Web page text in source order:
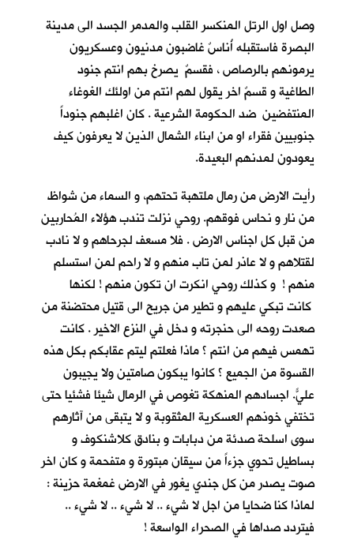
وصل اول الرتل المنكسر القلب والمدمر الجسد الى مدينة
البصرة فاستقبله أُناسٌ غاضبون مدنيون وعسكريون
يرمونهم بالرصاص ، فقسمٌ يصرخ بهم انتم جنود
الطاغية و قسمٌ اخر يقول لهم انتم من اولئك الغوغاء
المنتفضين ضد الحكومة الشرعية . كان اغلبهم جنوداً
جنوبيين فقراء او من ابناء الشمال الذين لا يعرفون كيف
يعودون لمدنهم البعيدة.
رأيت الارض من رمال ملتهبة تحتهم، و السماء من شواظ
من نار و نحاس فوقهم. روحي نزلت تندب هؤلاء المُحاربين
من قبل كل اجناس الارض . فلا مسعف لجرحاهم و لا نادب
لقتلاهم و لا عاذر لمن تاب منهم و لا راحم لمن استسلم
منهم ! و كذلك روحي انكرت ان تكون منهم ! لكنها
كانت تبكي عليهم و تطير من جريح الى قتيل محتضنة من
صعدت روحه الى حنجرته و دخل في النزع الاخير . كانت
تهمس فيهم من انتم ؟ ماذا فعلتم ليتم عقابكم بكل هذه
القسوة من الجميع ؟ كانوا يبكون صامتين ولا يجيبون
عليّ. اجسادهم المنهكة تغوص في الرمال شيئا فشئياً حتى
تختفي خوذهم العسكرية المثقوبة و لا يتبقى من آثارهم
سوى اسلحة صدئة من دبابات و بنادق كلاشنكوف و
بساطيل تحوي جزءاً من سيقان مبتورة و متفحمة و كان اخر
صوت يصدر من كل جندي يغور في الارض غمغمة حزينة :
لماذا كنا ضحايا من اجل لا شيء .. لا شيء .. لا شيء ..
فيتردد صداها في الصحراء الواسعة !